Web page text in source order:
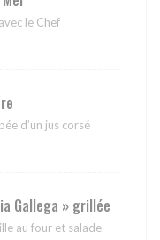
le Chef
d’un jus corsé
Gallega » grillée
au four et salade